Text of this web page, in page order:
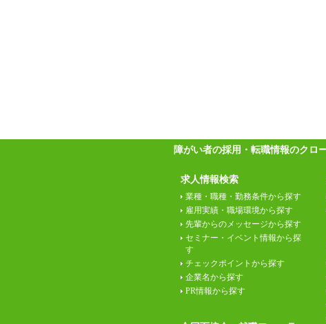
障がい者の採用・転職情報のクロ
求人情報検索
業種・職種・勤務条件から探す
雇用実績・職場環境から探す
先輩からのメッセージから探す
セミナー・イベント情報から探
す
チェックポイントから探す
企業名から探す
PR情報から探す